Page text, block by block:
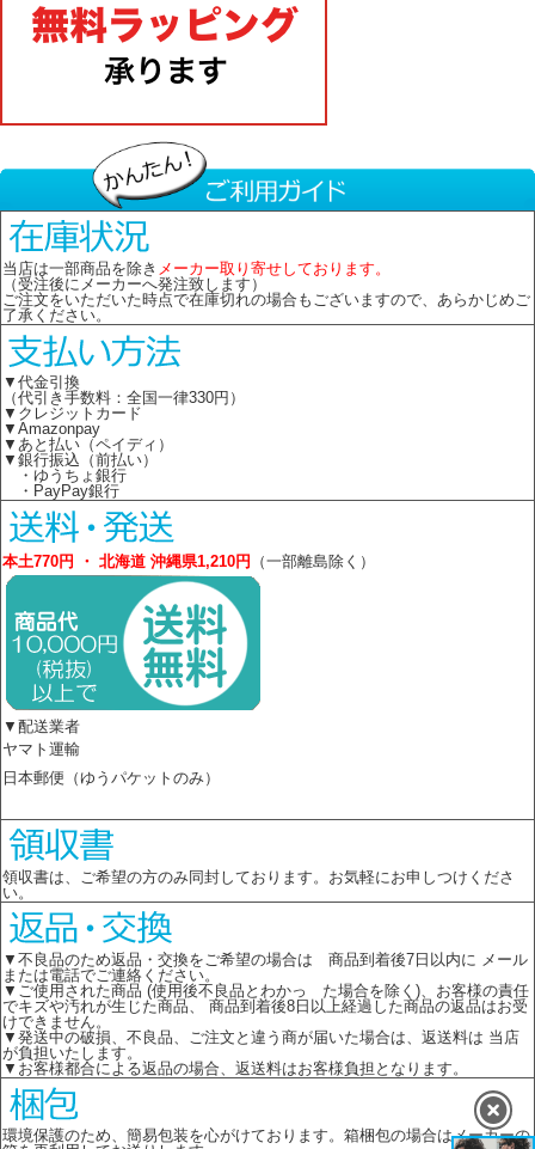
当店は一部商品を除き メーカー取り寄せしております。
（受注後にメーカーへ発注致します）
ご注文をいただいた時点で在庫切れの場合もございますので、あらかじめご
了承ください。
▼代金引換
（代引き手数料：全国一律330円）
▼クレジットカード
▼Amazonpay
▼あと払い（ペイディ）
▼銀行振込（前払い）
・ゆうちょ銀行
・PayPay銀行
本土770円 ・ 北海道 沖縄県1,210円 （一部離島除く）
▼配送業者
ヤマト運輸
日本郵便（ゆうパケットのみ）
領収書は、ご希望の方のみ同封しております。お気軽にお申しつけくださ
い。
▼不良品のため返品・交換をご希望の場合は 商品到着後7日以内に メール
または電話でご連絡ください。
▼ご使用された商品 (使用後不良品とわかっ た場合を除く)、お客様の責任
でキズや汚れが生じた商品、 商品到着後8日以上経過した商品の返品はお受
けできません。
▼発送中の破損、不良品、ご注文と違う商が届いた場合は、返送料は 当店
が負担いたします。
▼お客様都合による返品の場合、返送料はお客様負担となります。
環境保護のため、簡易包装を心がけております。箱梱包の場合はメーカーの